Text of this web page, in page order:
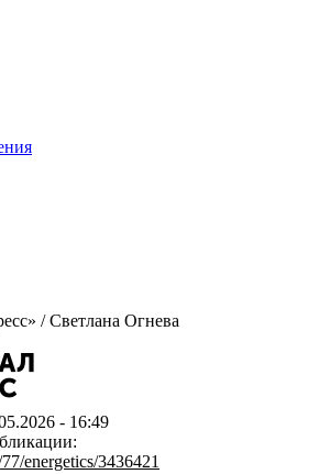
/Светлана Огнева
- 16:49
energetics/3436421